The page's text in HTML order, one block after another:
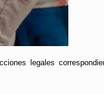
legales